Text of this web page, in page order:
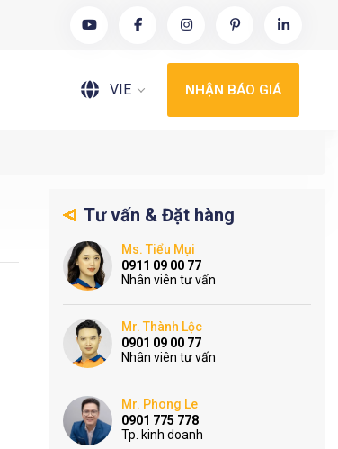
VIE NHẬN BÁO GIÁ
Tư vấn & Đặt hàng
Ms. Tiểu Mụi
0911 09 00 77
Nhân viên tư vấn
Mr. Thành Lộc
0901 09 00 77
Nhân viên tư vấn
Mr. Phong Le
0901 775 778
Tp. kinh doanh